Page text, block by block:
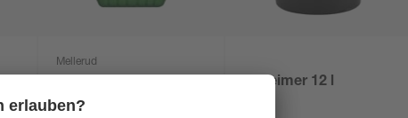
Mellerud
Baueimer 12 l